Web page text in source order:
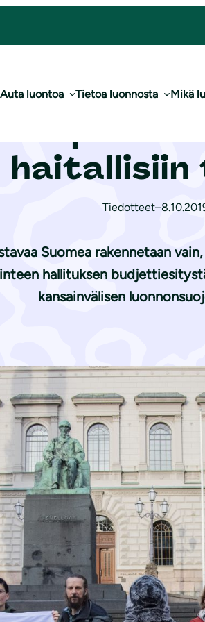
Auta luontoa Tietoa luonnosta Mikä
ympäristölle haitallisiin tukiin
haitallisiin
Tiedotteet–
Suomea rakennetaan
hallituksen
kansainvälisen